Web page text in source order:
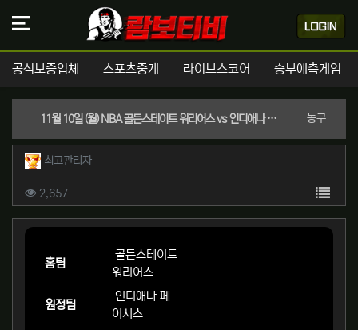
공식보증업체 스포츠중계 라이브스코어 승부예측게임
11월 10일 (월) NBA 골든스테이트 워리어스 vs 인디애나 페이서스 경기분석 | 실시간 스포츠중계 농구분류
작성자 정보
최고관리자작성
컨텐츠 정보
2,657조회 목록
본문
홈팀
골든스테이트
워리어스
원정팀
인디애나 페
이서스